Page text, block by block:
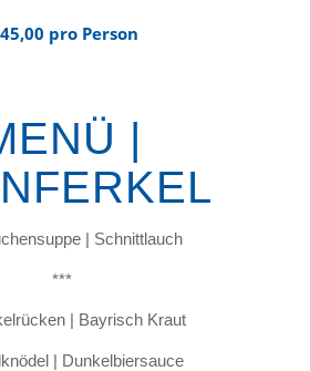
pro Person
|
| Schnittlauch
***
| Bayrisch Kraut
| Dunkelbiersauce